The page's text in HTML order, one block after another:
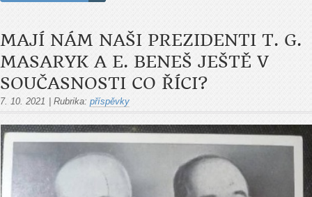
MAJÍ NÁM NAŠI PREZIDENTI T. G.
MASARYK A E. BENEŠ JEŠTĚ V
SOUČASNOSTI CO ŘÍCI?
7. 10. 2021 Rubrika: příspěvky